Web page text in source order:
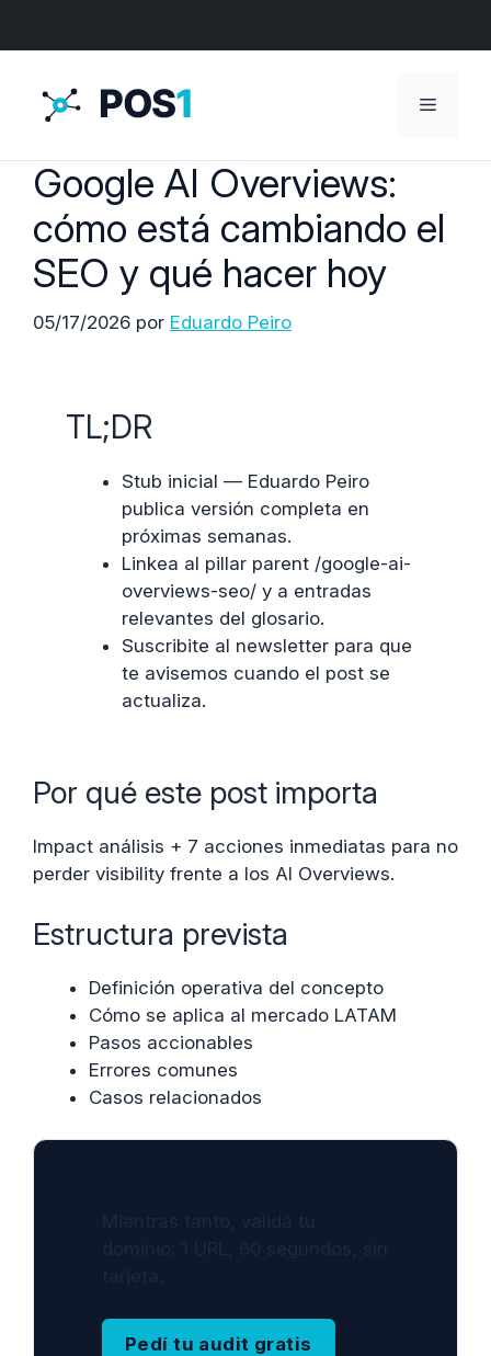
Menú
Google AI Overviews:
cómo está cambiando el
SEO y qué hacer hoy
05/17/2026 por Eduardo Peiro
TL;DR
Stub inicial — Eduardo Peiro
publica versión completa en
próximas semanas.
Linkea al pillar parent /google-ai-
overviews-seo/ y a entradas
relevantes del glosario.
Suscribite al newsletter para que
te avisemos cuando el post se
actualiza.
Por qué este post importa
Impact análisis + 7 acciones inmediatas para no
perder visibility frente a los AI Overviews.
Estructura prevista
Definición operativa del concepto
Cómo se aplica al mercado LATAM
Pasos accionables
Errores comunes
Casos relacionados
Pedí tu audit gratis